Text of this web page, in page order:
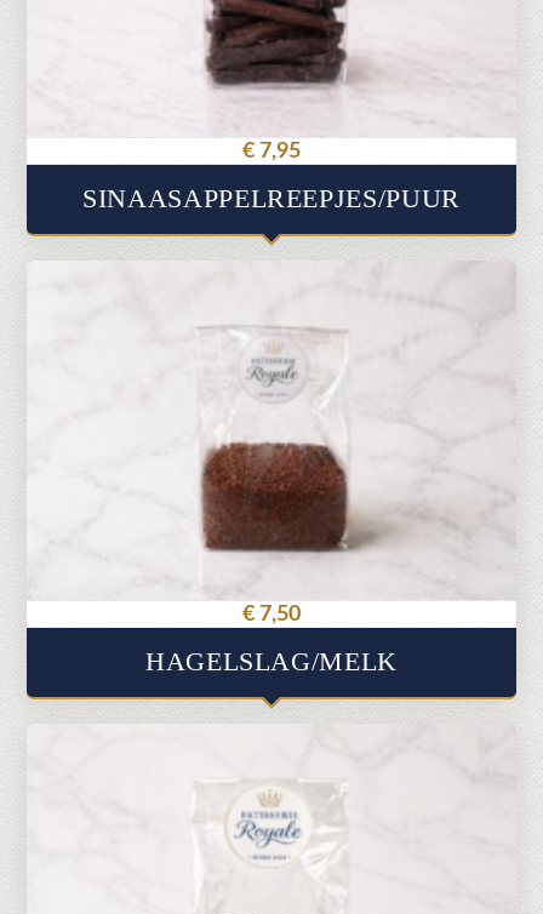
€ 7,95
SINAASAPPELREEPJES/PUUR
€ 7,50
HAGELSLAG/MELK